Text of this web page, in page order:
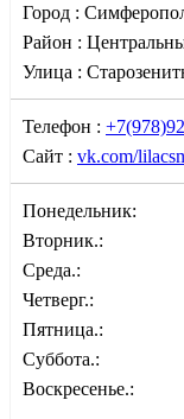
Город :
Район :
Улица :
Телефон :
Сайт : vk.com/
Понедельник:
Вторник.:
Среда.:
Четверг.:
Пятница.:
Суббота.:
Воскресенье.: